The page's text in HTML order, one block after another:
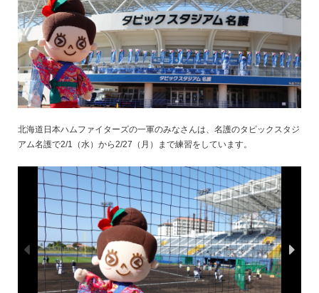
北海道日本ハムファイターズの一軍のみなさんは、名護のタピックスタジ
アム名護で2/1（水）から2/27（月）まで練習をしています。